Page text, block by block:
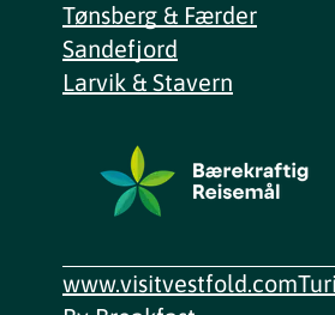
Tønsberg & Færder
Sandefjord
Larvik & Stavern
www.visitvestfold.com